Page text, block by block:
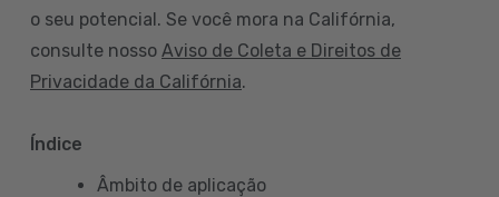
o seu potencial. Se você mora na Califórnia,
consulte nosso Aviso de Coleta e Direitos de
Privacidade da Califórnia.
Índice
Âmbito de aplicação